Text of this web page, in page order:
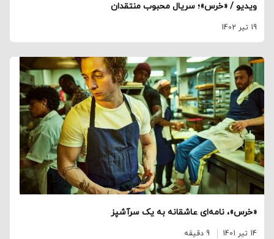
ویدیو / «خرس»؛ سریال محبوب منتقدان
19 تیر 1402
«خرس»، نامه‌ای عاشقانه به یک سرآشپز
14 تیر 1401 9 دقیقه